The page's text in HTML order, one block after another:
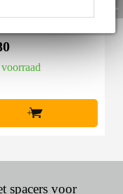
Elcom T1525/14
g (per stuk)
+
spacers voor